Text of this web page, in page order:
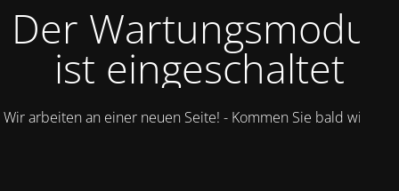
Der Wartungsmodus
ist eingeschaltet
Wir arbeiten an einer neuen Seite! - Kommen Sie bald wieder.